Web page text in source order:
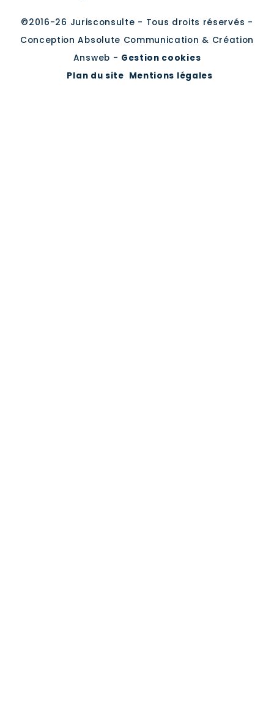
©2016-26 Jurisconsulte - Tous droits réservés -
Conception Absolute Communication & Création
Answeb - Gestion cookies
Plan du site Mentions légales